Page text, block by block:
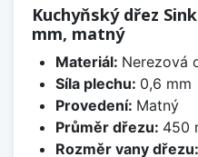
Kuchyňský dřez
mm, matný
Materiál: Nerezová
Síla plechu: 0,6 mm
Provedení: Matný
Průměr dřezu: 450
Rozměr vany dřezu: